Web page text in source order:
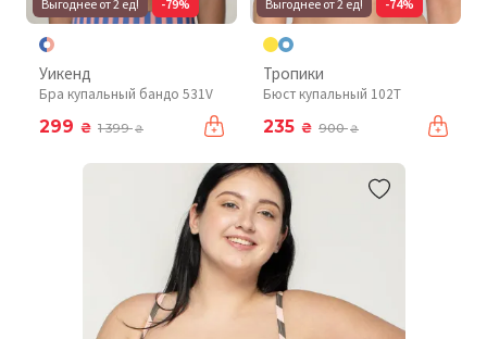
Выгоднее от 2 ед! -79%
Уикенд
Бра купальный бандо 531V
299 ₴ 1 399₴
Выгоднее от 2 ед! -74%
Тропики
Бюст купальный 102T
235 ₴ 900₴